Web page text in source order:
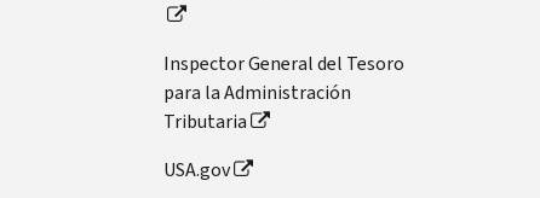
Inspector General del Tesoro
para la Administración
Tributaria
USA.gov